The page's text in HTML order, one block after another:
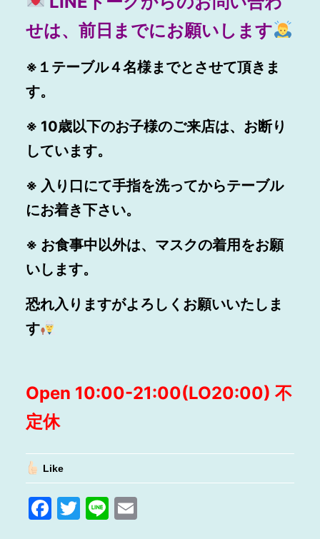
せは、前日までにお願いします
※１テーブル４名様までとさせて頂きま
す。
※ 10歳以下のお子様のご来店は、お断り
しています。
※ 入り口にて手指を洗ってからテーブル
にお着き下さい。
※ お食事中以外は、マスクの着用をお願
いします。
恐れ入りますがよろしくお願いいたしま
す
Open 10:00-21:00(LO20:00) 不
定休
Like
F T Li E